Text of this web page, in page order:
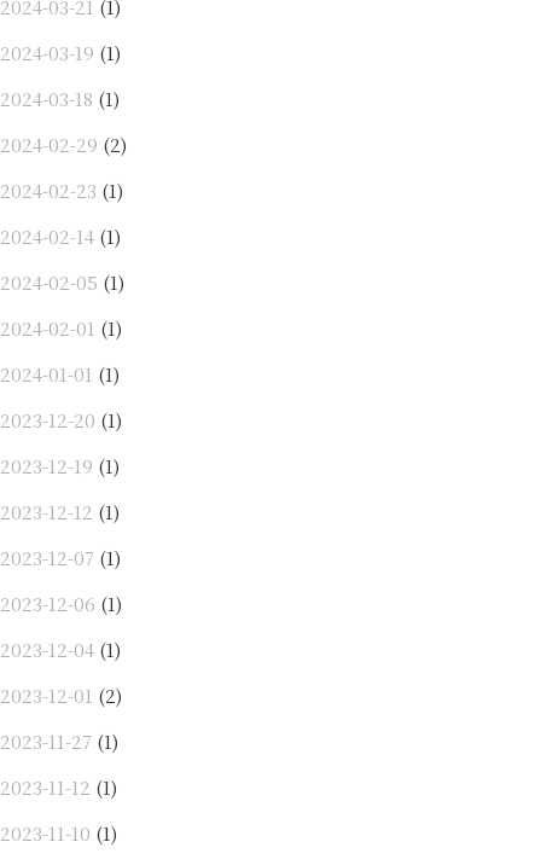
2024-03-21 (1)
2024-03-19 (1)
2024-03-18 (1)
2024-02-29 (2)
2024-02-23 (1)
2024-02-14 (1)
2024-02-05 (1)
2024-02-01 (1)
2024-01-01 (1)
2023-12-20 (1)
2023-12-19 (1)
2023-12-12 (1)
2023-12-07 (1)
2023-12-06 (1)
2023-12-04 (1)
2023-12-01 (2)
2023-11-27 (1)
2023-11-12 (1)
2023-11-10 (1)